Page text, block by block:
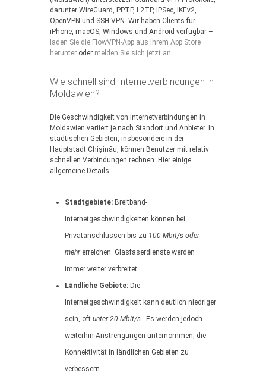
darunter WireGuard, PPTP, L2TP, IPSec, IKEv2,
OpenVPN und SSH VPN. Wir haben Clients für
iPhone, macOS, Windows und Android verfügbar –
laden Sie die FlowVPN-App aus Ihrem App Store
herunter oder melden Sie sich jetzt an .
Wie schnell sind Internetverbindungen in
Moldawien?
Die Geschwindigkeit von Internetverbindungen in
Moldawien variiert je nach Standort und Anbieter. In
städtischen Gebieten, insbesondere in der
Hauptstadt Chișinău, können Benutzer mit relativ
schnellen Verbindungen rechnen. Hier einige
allgemeine Details:
Stadtgebiete: Breitband-
Internetgeschwindigkeiten können bei
Privatanschlüssen bis zu 100 Mbit/s oder
mehrerreichen. Glasfaserdienste werden
immer weiter verbreitet.
Ländliche Gebiete: Die
Internetgeschwindigkeit kann deutlich niedriger
sein, oft unter 20 Mbit/s . Es werden jedoch
weiterhin Anstrengungen unternommen, die
Konnektivität in ländlichen Gebieten zu
verbessern.